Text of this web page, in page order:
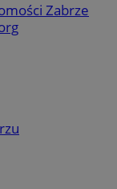
Zabrze